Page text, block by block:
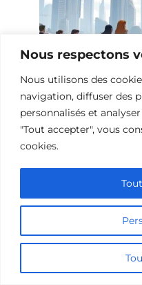
Nous respectons
Nous utilisons des
navigation, diffuser des
personnalisés et
"Tout accepter", vous
cookies.
Films de
Ajouter un
Name
Comment